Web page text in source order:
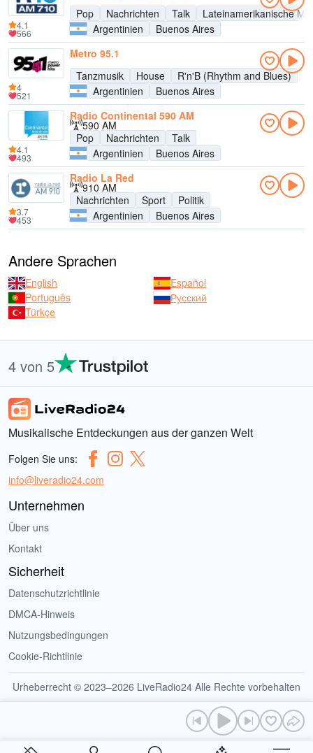
Pop
Nachrichten Talk
Lateinamerikanische
Argentinien
Buenos Aires
4.1
566
Metro 95.1
Tanzmusik
House
R'n'B (Rhythm and Blues)
Argentinien
Buenos Aires
4
521
Radio Continental 590 AM
590 AM
Pop
Nachrichten
Talk
Argentinien
Buenos Aires
4.1
493
Radio La Red
910 AM
Nachrichten
Sport
Politik
Argentinien
Buenos Aires
3.7
453
Andere Sprachen
English
Español
Português
Русский
Türkçe
4 von 5
Musikalische Entdeckungen aus der ganzen Welt
Folgen Sie uns:
info@liveradio24.com
Unternehmen
Über uns
Kontakt
Sicherheit
Datenschutzrichtlinie
DMCA-Hinweis
Nutzungsbedingungen
Cookie-Richtlinie
Urheberrecht © 2023–2026 LiveRadio24 Alle Rechte vorbehalten